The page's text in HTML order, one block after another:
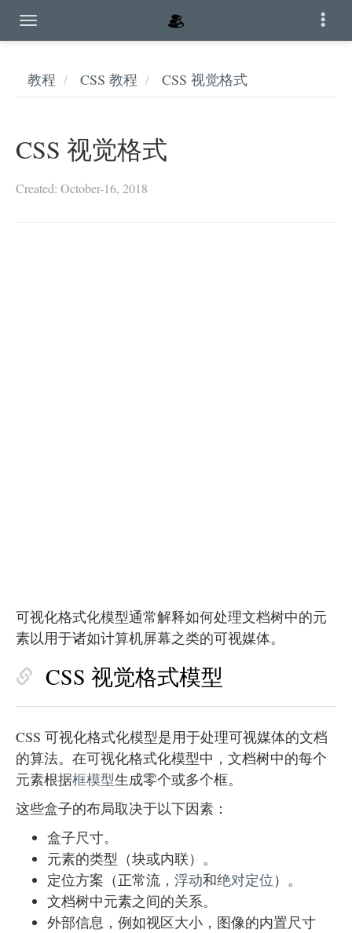
教程 CSS 教程 CSS 视觉格式
CSS 视觉格式
Created: October-16, 2018
可视化格式化模型通常解释如何处理文档树中的元
素以用于诸如计算机屏幕之类的可视媒体。
CSS 视觉格式模型
CSS 可视化格式化模型是用于处理可视媒体的文档
的算法。在可视化格式化模型中，文档树中的每个
元素根据框模型生成零个或多个框。
这些盒子的布局取决于以下因素：
盒子尺寸。
元素的类型（块或内联）。
定位方案（正常流， 浮动和绝对定位）。
文档树中元素之间的关系。
外部信息，例如视区大小，图像的内置尺寸